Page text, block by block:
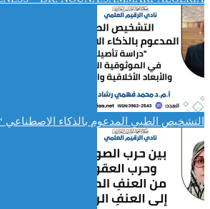
التشخيص الطبي المدعوم بالذكاء الاصطناعي